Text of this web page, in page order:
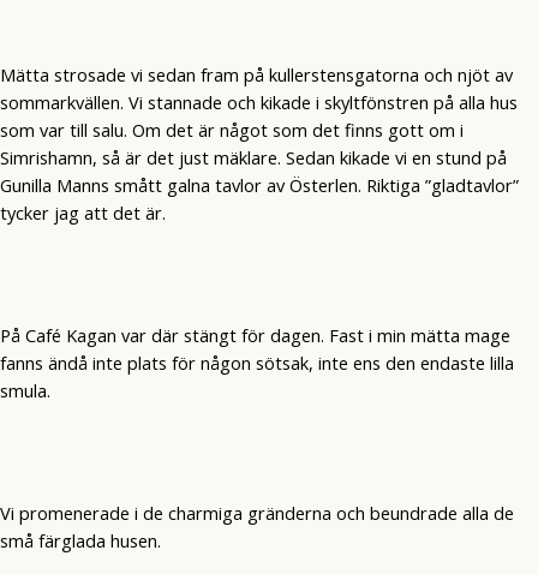
Mätta strosade vi sedan fram på kullerstensgatorna och njöt av
sommarkvällen. Vi stannade och kikade i skyltfönstren på alla hus
som var till salu. Om det är något som det finns gott om i
Simrishamn, så är det just mäklare. Sedan kikade vi en stund på
Gunilla Manns smått galna tavlor av Österlen. Riktiga ”gladtavlor”
tycker jag att det är.
På Café Kagan var där stängt för dagen. Fast i min mätta mage
fanns ändå inte plats för någon sötsak, inte ens den endaste lilla
smula.
Vi promenerade i de charmiga gränderna och beundrade alla de
små färglada husen.